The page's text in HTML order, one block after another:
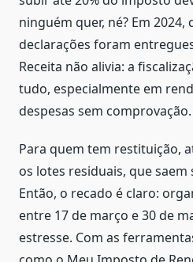
ninguém quer, né? Em 2024,
declarações foram
Receita não alivia: a
tudo, especialmente em
despesas sem comprovação.
Para quem tem restituição,
os lotes residuais, que
Então, o recado é claro:
entre 17 de março e 30 de
estresse. Com as